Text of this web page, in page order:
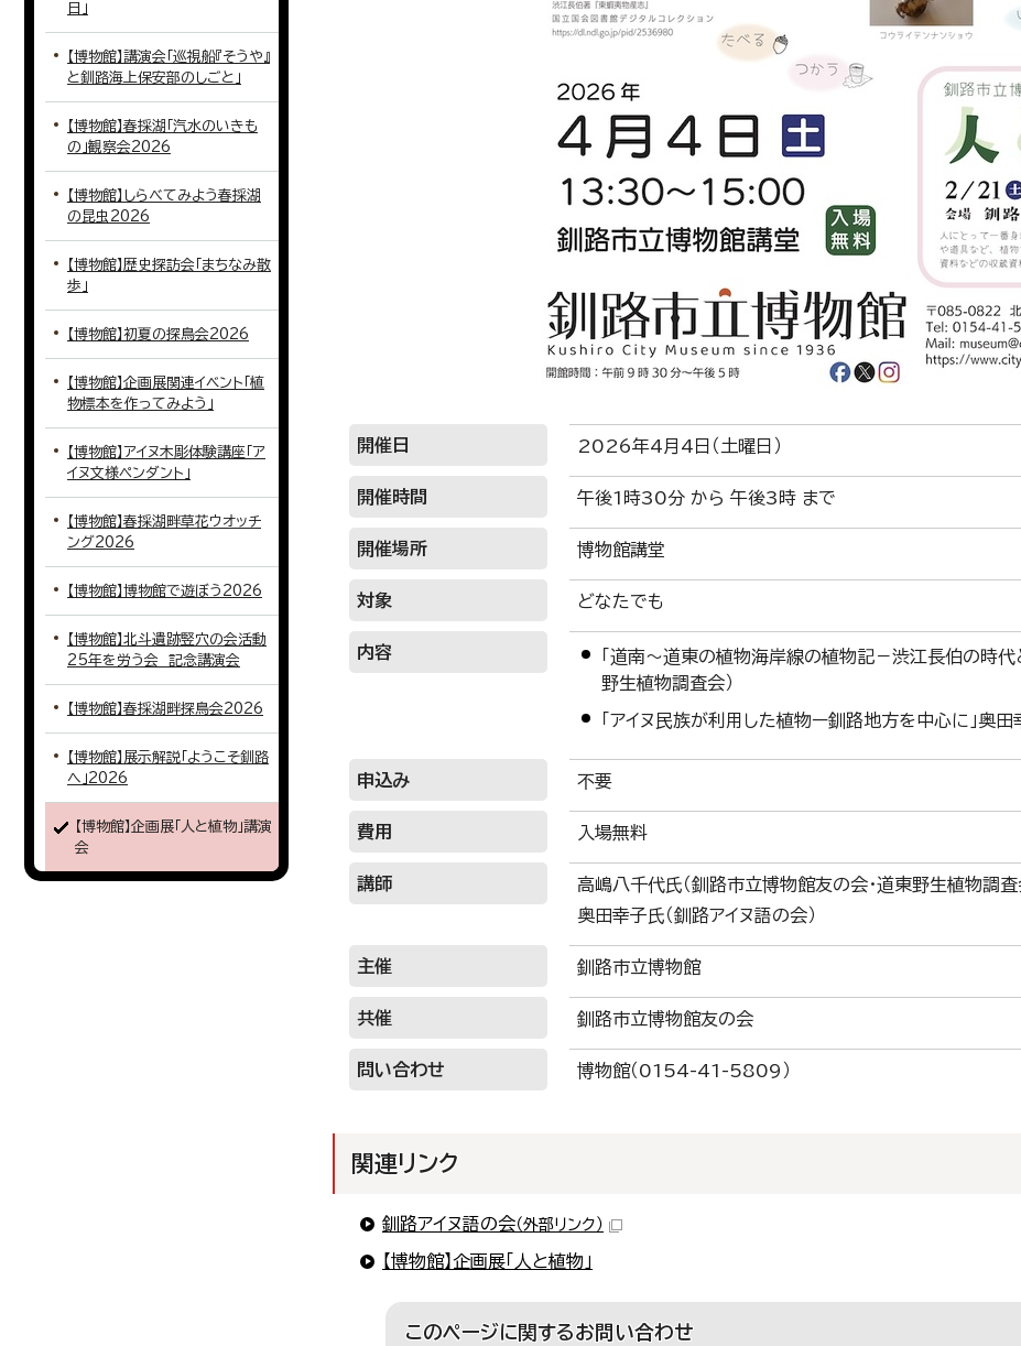
開催日 2026年4月4日（土曜日）
開催時間 午後1時30分 から 午後3時 まで
開催場所 博物館講堂
対象 どなたでも
内容
「道南～道東の植物海岸線の植物記－渋江長伯の時
野生植物調査会）
「アイヌ民族が利用した植物ー釧路地方を中心に」奥田
申込み 不要
費用 入場無料
講師
高嶋八千代氏（釧路市立博物館友の会・道東野生植物調査
奥田幸子氏（釧路アイヌ語の会）
主催 釧路市立博物館
共催 釧路市立博物館友の会
問い合わせ 博物館（0154-41-5809）
関連リンク
釧路アイヌ語の会（外部リンク）
【博物館】企画展「人と植物」
このページに関するお問い合わせ
日」
【博物館】講演会「巡視船『そうや』
と釧路海上保安部のしごと」
【博物館】春採湖「汽水のいきも
の」観察会2026
【博物館】しらべてみよう春採湖
の昆虫2026
【博物館】歴史探訪会「まちなみ散
歩」
【博物館】初夏の探鳥会2026
【博物館】企画展関連イベント「植
物標本を作ってみよう」
【博物館】アイヌ木彫体験講座「ア
イヌ文様ペンダント」
【博物館】春採湖畔草花ウオッチ
ング2026
【博物館】博物館で遊ぼう2026
【博物館】北斗遺跡竪穴の会活動
25年を労う会 記念講演会
【博物館】春採湖畔探鳥会2026
【博物館】展示解説「ようこそ釧路
へ」2026
【博物館】企画展「人と植物」講演
会